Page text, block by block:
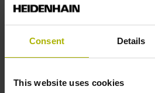
Consent Details
This website uses cookies
ECN 100系列
平表面定子联轴器